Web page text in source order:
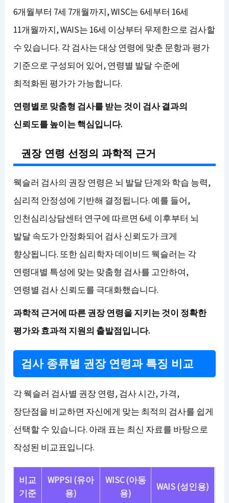
6개월부터 7세 7개월까지, WISC는 6세부터 16세
11개월까지, WAIS는 16세 이상부터 무제한으로 검사할
수 있습니다. 각 검사는 대상 연령에 맞춘 문항과 평가
기준으로 구성되어 있어, 연령별 발달 수준에
최적화된 평가가 가능합니다.
연령별로 맞춤형 검사를 받는 것이 검사 결과의
신뢰도를 높이는 핵심입니다.
권장 연령 선정의 과학적 근거
웩슬러 검사의 권장 연령은 뇌 발달 단계와 학습 능력,
심리적 안정성에 기반해 결정됩니다. 예를 들어,
인천심리상담센터 연구에 따르면 6세 이후부터 뇌
발달 속도가 안정화되어 검사 신뢰도가 크게
향상됩니다. 또한 심리학자 데이비드 웩슬러는 각
연령대별 특성에 맞는 맞춤형 검사를 고안하여,
연령별 검사 신뢰도를 극대화했습니다.
과학적 근거에 따른 권장 연령을 지키는 것이 정확한
평가와 효과적 지원의 출발점입니다.
검사 종류별 권장 연령과 특징 비교
각 웩슬러 검사별 권장 연령, 검사 시간, 가격,
장단점을 비교하면 자신에게 맞는 최적의 검사를 쉽게
선택할 수 있습니다. 아래 표는 최신 자료를 바탕으로
작성된 비교표입니다.
비교
기준
WPPSI (유아
용)
WISC (아동
용)
WAIS (성인용)